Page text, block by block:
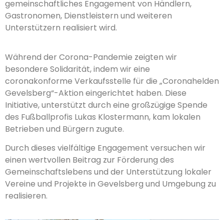
gemeinschaftliches Engagement von Händlern,
Gastronomen, Dienstleistern und weiteren
Unterstützern realisiert wird.
Während der Corona-Pandemie zeigten wir
besondere Solidarität, indem wir eine
coronakonforme Verkaufsstelle für die „Coronahelden
Gevelsberg“-Aktion eingerichtet haben. Diese
Initiative, unterstützt durch eine großzügige Spende
des Fußballprofis Lukas Klostermann, kam lokalen
Betrieben und Bürgern zugute.
Durch dieses vielfältige Engagement versuchen wir
einen wertvollen Beitrag zur Förderung des
Gemeinschaftslebens und der Unterstützung lokaler
Vereine und Projekte in Gevelsberg und Umgebung zu
realisieren.